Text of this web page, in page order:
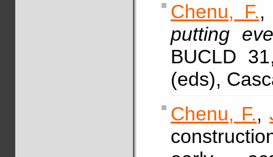
Chenu, F.
putting
BUCLD
(eds),
Chenu, F.,